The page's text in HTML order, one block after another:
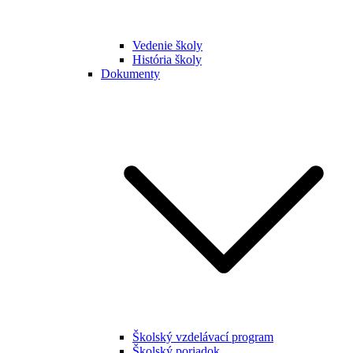
Vedenie školy
História školy
Dokumenty
Školský vzdelávací program